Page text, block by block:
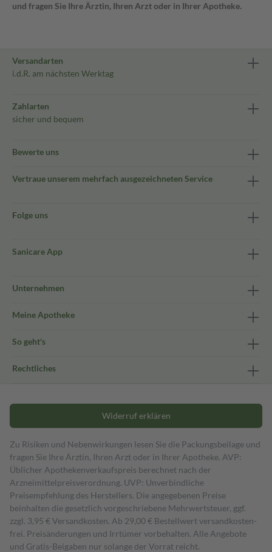
und fragen Sie Ihre Ärztin, Ihren Arzt oder in Ihrer Apotheke.
Versandarten
i.d.R. am nächsten Werktag
Zahlarten
sicher und bequem
Bewerte uns
Vertraue unserem mehrfach ausgezeichneten Service
Folge uns
Sanicare App
Unternehmen
Meine Apotheke
So geht's
Rechtliches
Widerruf erklären
Zu Risiken und Nebenwirkungen lesen Sie die Packungsbeilage und
fragen Sie Ihre Ärztin, Ihren Arzt oder in Ihrer Apotheke. AVP:
Üblicher Apothekenverkaufspreis berechnet nach der
Arzneimittelpreisverordnung. UVP: Unverbindliche
Preisempfehlung des Herstellers. Die angegebenen Preise
beinhalten die gesetzlich vorgeschriebene Mehrwertsteuer, ggf.
zzgl. 3,95 € Versandkosten. Ab 29,00 € Bestell­wert versand­kosten­
frei. Preisänderungen und Irrtümer vorbehalten. Alle Angebote
und Gratis-Beigaben nur solange der Vorrat reicht.